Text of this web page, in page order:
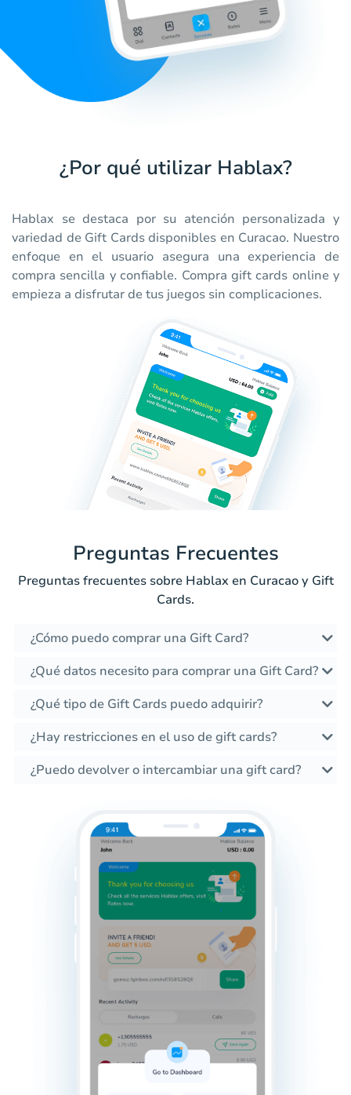
¿Por qué utilizar Hablax?
Hablax se destaca por su atención personalizada y
variedad de Gift Cards disponibles en Curacao. Nuestro
enfoque en el usuario asegura una experiencia de
compra sencilla y confiable. Compra gift cards online y
empieza a disfrutar de tus juegos sin complicaciones.
Preguntas Frecuentes
Preguntas frecuentes sobre Hablax en Curacao y Gift
Cards.
¿Cómo puedo comprar una Gift Card?
¿Qué datos necesito para comprar una Gift Card?
¿Qué tipo de Gift Cards puedo adquirir?
¿Hay restricciones en el uso de gift cards?
¿Puedo devolver o intercambiar una gift card?